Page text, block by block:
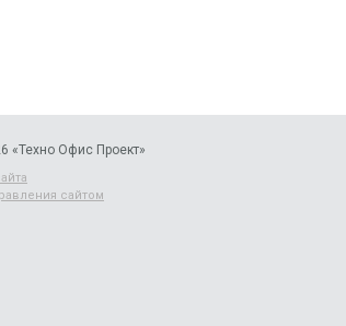
«Техно Офис Проект»
сайтом